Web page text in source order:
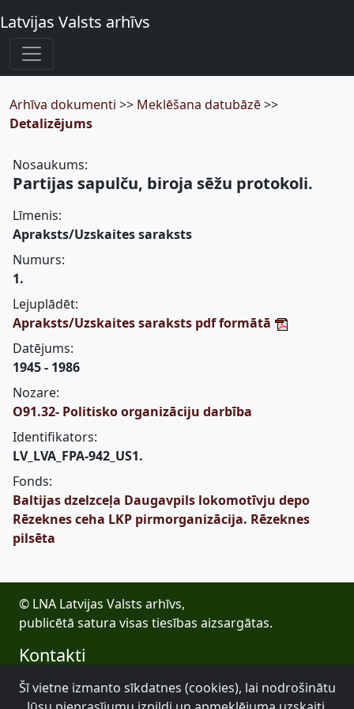
Latvijas Valsts arhīvs
Arhīva dokumenti >> Meklēšana datubāzē>>
Detalizējums
Nosaukums:
Partijas sapulču, biroja sēžu protokoli.
Līmenis:
Apraksts/Uzskaites saraksts
Numurs:
1.
Lejuplādēt:
Apraksts/Uzskaites saraksts pdf formātā
Datējums:
1945 - 1986
Nozare:
O91.32- Politisko organizāciju darbība
Identifikators:
LV_LVA_FPA-942_US1.
Fonds:
Baltijas dzelzceļa Daugavpils lokomotīvju depo
Rēzeknes ceha LKP pirmorganizācija. Rēzeknes
pilsēta
© LNA Latvijas Valsts arhīvs,
publicētā satura visas tiesības aizsargātas.
Kontakti
E-pasts: lva@arhivi.gov.lv
Tālrunis: +371 20027447
Šī vietne izmanto sīkdatnes (cookies), lai nodrošinātu